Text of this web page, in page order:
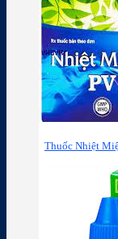
Thuốc Nhiệt